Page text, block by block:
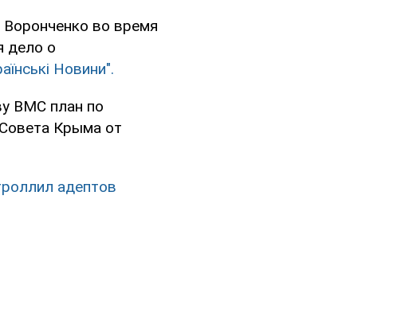
во время
дело о
Новини".
ВМС план по
Крыма от
адептов